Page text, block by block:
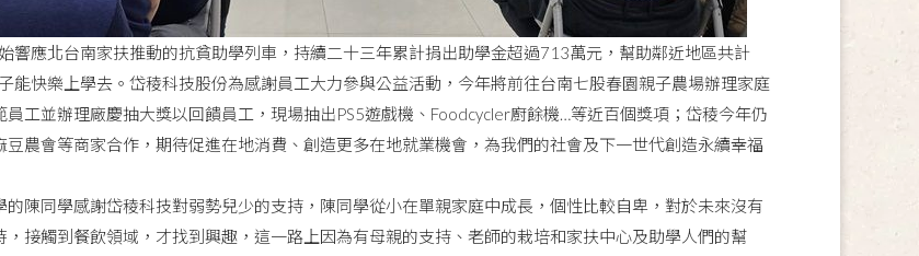
響應北台南家扶推動的抗貧助學列車，持續二十三年累計捐出助學金超過713萬元，幫助鄰近地區共計
能快樂上學去。岱稜科技股份為感謝員工大力參與公益活動，今年將前往台南七股春園親子農場辦理家庭
員工並辦理廠慶抽大獎以回饋員工，現場抽出PS5遊戲機、Foodcycler廚餘機…等近百個獎項；岱稜今年仍
豆農會等商家合作，期待促進在地消費、創造更多在地就業機會，為我們的社會及下一世代創造永續幸福
的陳同學感謝岱稜科技對弱勢兒少的支持，陳同學從小在單親家庭中成長，個性比較自卑，對於未來沒有
，接觸到餐飲領域，才找到興趣，這一路上因為有母親的支持、老師的栽培和家扶中心及助學人們的幫